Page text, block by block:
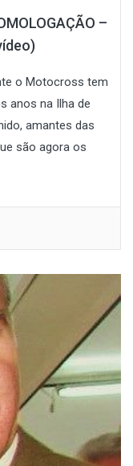
–
o Motocross tem
anos na Ilha de
amantes das
são agora os